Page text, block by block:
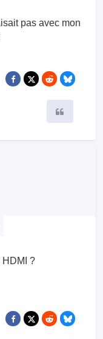
pas avec mon
HDMI ?